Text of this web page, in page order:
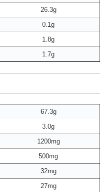
26.3g
0.1g
1.8g
1.7g
67.3g
3.0g
1200mg
500mg
32mg
27mg